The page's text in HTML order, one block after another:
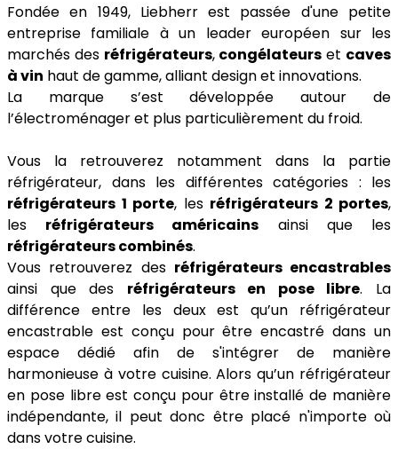
Fondée en 1949, Liebherr est passée d'une petite
entreprise familiale à un leader européen sur les
marchés des réfrigérateurs, congélateurs et caves
à vin haut de gamme, alliant design et innovations.
La marque s’est développée autour de
l’électroménager et plus particulièrement du froid.
Vous la retrouverez notamment dans la partie
réfrigérateur, dans les différentes catégories : les
réfrigérateurs 1 porte, les réfrigérateurs 2 portes,
les réfrigérateurs américains ainsi que les
réfrigérateurs combinés.
Vous retrouverez des réfrigérateurs encastrables
ainsi que des réfrigérateurs en pose libre. La
différence entre les deux est qu’un réfrigérateur
encastrable est conçu pour être encastré dans un
espace dédié afin de s'intégrer de manière
harmonieuse à votre cuisine. Alors qu’un réfrigérateur
en pose libre est conçu pour être installé de manière
indépendante, il peut donc être placé n'importe où
dans votre cuisine.